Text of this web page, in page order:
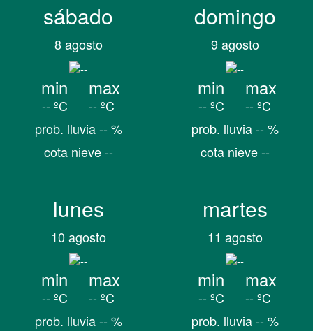
sábado
8 agosto
min
-- ºC
max
-- ºC
prob. lluvia -- %
cota nieve --
domingo
9 agosto
min
-- ºC
max
-- ºC
prob. lluvia -- %
cota nieve --
lunes
10 agosto
min
-- ºC
max
-- ºC
prob. lluvia -- %
martes
11 agosto
min
-- ºC
max
-- ºC
prob. lluvia -- %